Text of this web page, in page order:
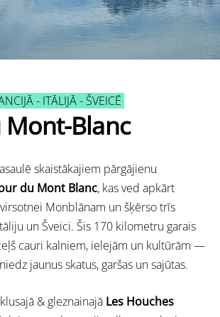
- ITĀLIJĀ - ŠVEICĒ
Blanc
skaistākajiem pārgājienu
du Mont Blanc, kas ved apkārt
Monblānam un šķērso trīs
un Šveici. Šis 170 kilometru garais
cauri kalniem, ielejām un kultūrām —
jaunus skatus, garšas un sajūtas.
& gleznainajā Les Houches